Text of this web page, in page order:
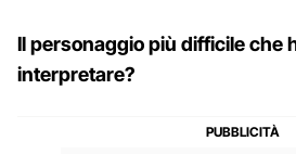
Il personaggio più difficile che
interpretare?